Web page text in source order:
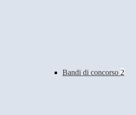
Bandi di concorso 2